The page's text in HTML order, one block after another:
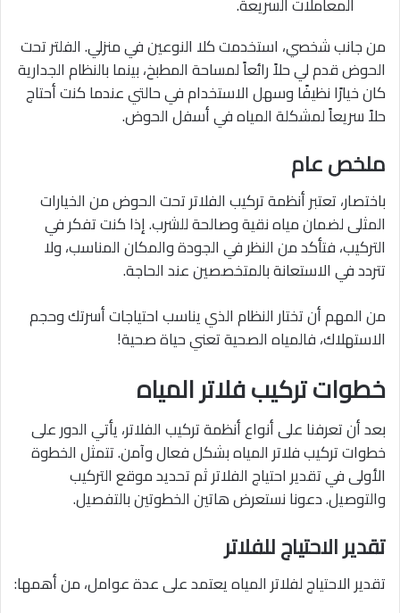
من جانب شخصي، استخدمت كلا النوعين في منزلي. الفلتر تحت
الحوض قدم لي حلاً رائعاً لمساحة المطبخ، بينما بالنظام الجدارية
كان خيارًا نظيفًا وسهل الاستخدام في حالتي عندما كنت أحتاج
حلاً سريعاً لمشكلة المياه في أسفل الحوض.
ملخص عام
باختصار، تعتبر أنظمة تركيب الفلاتر تحت الحوض من الخيارات
المثلى لضمان مياه نقية وصالحة للشرب. إذا كنت تفكر في
التركيب، فتأكد من النظر في الجودة والمكان المناسب، ولا
تتردد في الاستعانة بالمتخصصين عند الحاجة.
من المهم أن تختار النظام الذي يناسب احتياجات أسرتك وحجم
الاستهلاك، فالمياه الصحية تعني حياة صحية!
خطوات تركيب فلاتر المياه
بعد أن تعرفنا على أنواع أنظمة تركيب الفلاتر، يأتي الدور على
خطوات تركيب فلاتر المياه بشكل فعال وآمن. تتمثل الخطوة
الأولى في تقدير احتياج الفلاتر ثم تحديد موقع التركيب
والتوصيل. دعونا نستعرض هاتين الخطوتين بالتفصيل.
تقدير الاحتياج للفلاتر
تقدير الاحتياج لفلاتر المياه يعتمد على عدة عوامل، من أهمها: